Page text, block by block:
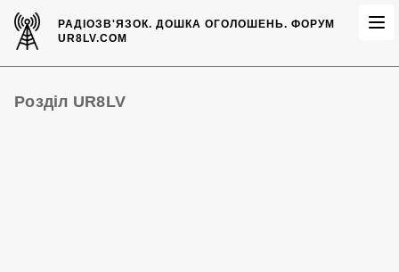
РАДІОЗВ'ЯЗОК.ДОШКА ОГОЛОШЕНЬ. ФОРУМ
UR8LV.COM
Розділ UR8LV